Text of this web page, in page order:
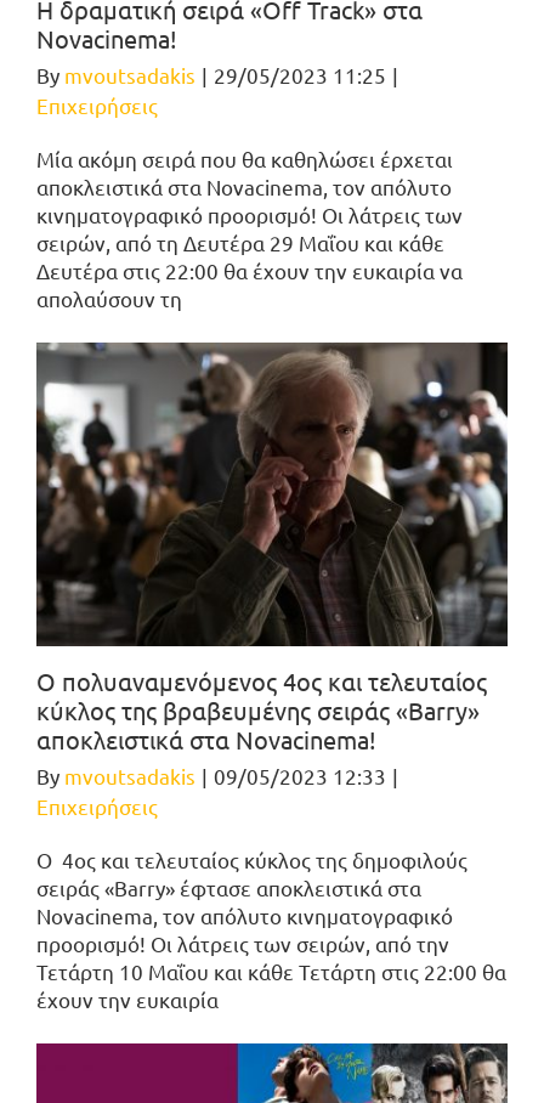
Η δραματική σειρά «Off Track» στα
Novacinema!
By mvoutsadakis | 29/05/2023 11:25 |
Επιχειρήσεις
Μία ακόμη σειρά που θα καθηλώσει έρχεται
αποκλειστικά στα Novacinema, τον απόλυτο
κινηματογραφικό προορισμό! Οι λάτρεις των
σειρών, από τη Δευτέρα 29 Μαΐου και κάθε
Δευτέρα στις 22:00 θα έχουν την ευκαιρία να
απολαύσουν τη
O πολυαναμενόμενος 4ος και τελευταίος
κύκλος της βραβευμένης σειράς «Barry»
αποκλειστικά στα Novacinema!
By mvoutsadakis | 09/05/2023 12:33 |
Επιχειρήσεις
Ο 4ος και τελευταίος κύκλος της δημοφιλούς
σειράς «Barry» έφτασε αποκλειστικά στα
Novacinema, τον απόλυτο κινηματογραφικό
προορισμό! Οι λάτρεις των σειρών, από την
Τετάρτη 10 Μαΐου και κάθε Τετάρτη στις 22:00 θα
έχουν την ευκαιρία